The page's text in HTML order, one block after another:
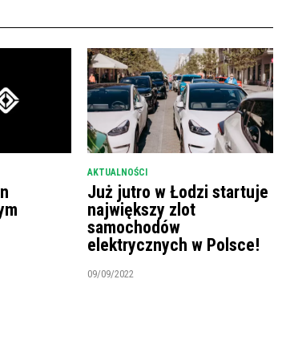
AKTUALNOŚCI
Już jutro w Łodzi startuje
największy zlot
samochodów
elektrycznych w Polsce!
09/09/2022